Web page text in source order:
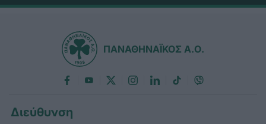
ΠΑΝΑΘΗΝΑΪΚΟΣ Α.Ο.
Διεύθυνση